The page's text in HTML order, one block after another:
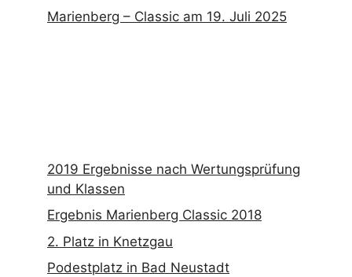
Marienberg – Classic am 19. Juli 2025
2019 Ergebnisse nach Wertungsprüfung
und Klassen
Ergebnis Marienberg Classic 2018
2. Platz in Knetzgau
Podestplatz in Bad Neustadt